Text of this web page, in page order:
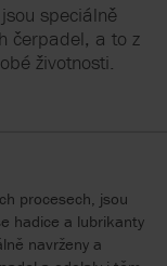
speciálně
čerpadel, a to z
životnosti.
procesech, jsou
hadice a lubrikanty
navrženy a